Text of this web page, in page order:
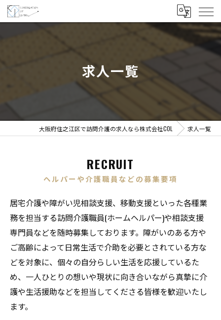
求人一覧
大阪府住之江区で訪問介護の求人なら株式会社COL 求人一覧
RECRUIT
ヘルパーや介護職員などの募集要項
居宅介護や障がい児相談支援、移動支援といった各種業
務を担当する訪問介護職員(ホームヘルパー)や相談支援
専門員などを随時募集しております。障がいのある方や
ご高齢によって日常生活で介助を必要とされている方な
どを対象に、個々の自分らしい生活を応援しているた
め、一人ひとりの想いや現状に向き合いながら真摯に介
護や生活援助などを担当してくださる皆様を歓迎いたし
ます。